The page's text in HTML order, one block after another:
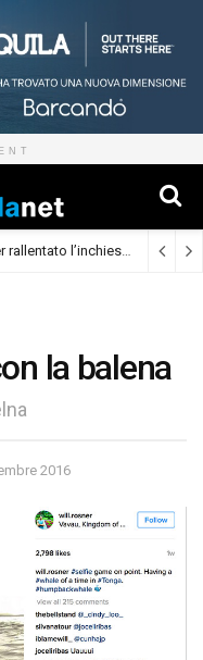
Bayesian, la carenza di giudici può aver rallentato l’inchiesta (Cronaca)
la balena
2016